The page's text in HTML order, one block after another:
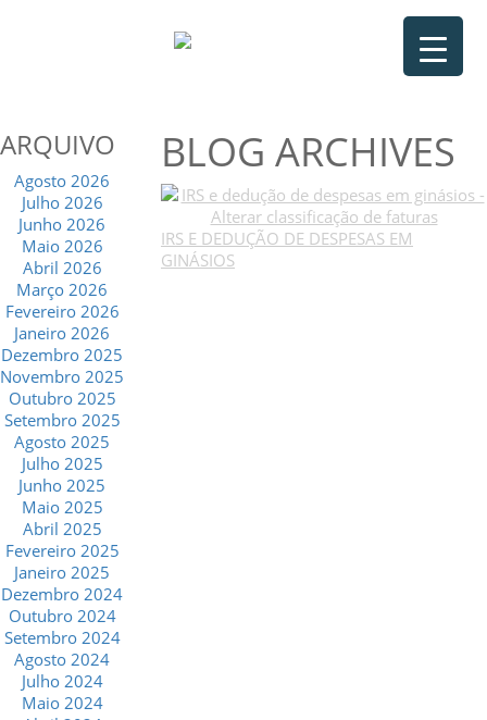
ARQUIVO
Agosto 2026
Julho 2026
Junho 2026
Maio 2026
Abril 2026
Março 2026
Fevereiro 2026
Janeiro 2026
Dezembro 2025
Novembro 2025
Outubro 2025
Setembro 2025
Agosto 2025
Julho 2025
Junho 2025
Maio 2025
Abril 2025
Fevereiro 2025
Janeiro 2025
Dezembro 2024
Outubro 2024
Setembro 2024
Agosto 2024
Julho 2024
Maio 2024
BLOG ARCHIVES
IRS E DEDUÇÃO DE DESPESAS EM
GINÁSIOS